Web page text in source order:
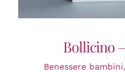
Bollicino
Benessere bambini,